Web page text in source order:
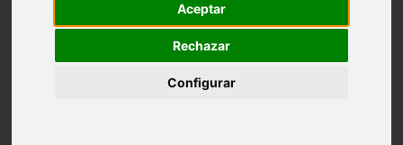
Aceptar
Rechazar
Configurar
Madrid - nuevo-baztán